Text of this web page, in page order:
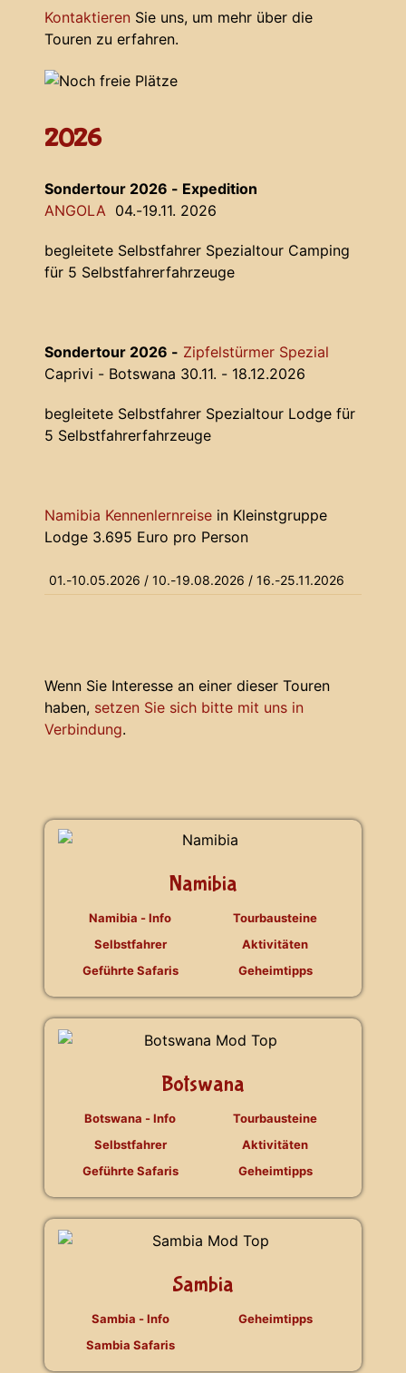
Kontaktieren Sie uns, um mehr über die
Touren zu erfahren.
2026
Sondertour 2026 - Expedition
ANGOLA 04.-19.11. 2026
begleitete Selbstfahrer Spezialtour Camping
für 5 Selbstfahrerfahrzeuge
Sondertour 2026 - Zipfelstürmer Spezial
Caprivi - Botswana 30.11. - 18.12.2026
begleitete Selbstfahrer Spezialtour Lodge für
5 Selbstfahrerfahrzeuge
Namibia Kennenlernreise in Kleinstgruppe
Lodge 3.695 Euro pro Person
01.-10.05.2026 / 10.-19.08.2026 / 16.-25.11.2026
Wenn Sie Interesse an einer dieser Touren
haben, setzen Sie sich bitte mit uns in
Verbindung.
Namibia
Namibia - Info
Selbstfahrer
Geführte Safaris
Tourbausteine
Aktivitäten
Geheimtipps
Botswana
Botswana - Info
Selbstfahrer
Geführte Safaris
Tourbausteine
Aktivitäten
Geheimtipps
Sambia
Sambia - Info
Sambia Safaris
Geheimtipps